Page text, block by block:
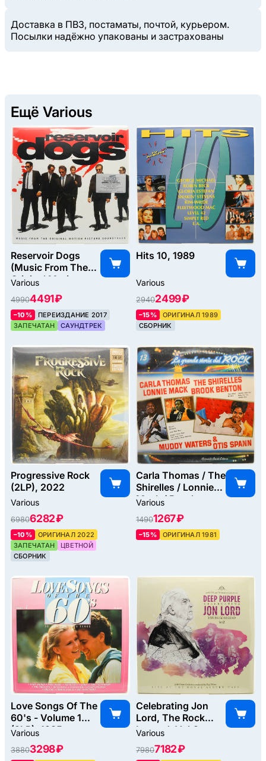
Доставка в ПВЗ, постаматы, почтой, курьером.
Посылки надёжно упакованы и застрахованы
Ещё Various
Reservoir Dogs
(Music From The
Original Motion
Soundtrack), 1992
Various
49904491 ₽
–10%
ПЕРЕИЗДАНИЕ 2017
ЗАПЕЧАТАН
САУНДТРЕК
Hits 10, 1989
Various
29402499 ₽
–15%
ОРИГИНАЛ 1989
СБОРНИК
Progressive Rock
(2LP), 2022
Various
69806282 ₽
–10%
ОРИГИНАЛ 2022
ЗАПЕЧАТАН
ЦВЕТНОЙ
СБОРНИК
Carla Thomas / The
Shirelles / Lonnie
Mack / Brook
Spann / Muddy
Waters, 1981
Various
14901267 ₽
–15% ОРИГИНАЛ 1981
Love Songs Of The
60's - Volume 1
(2LP), 1985
Various
38803298 ₽
Celebrating Jon
Lord, The Rock
Legend, Vol.2
Various
79807182 ₽